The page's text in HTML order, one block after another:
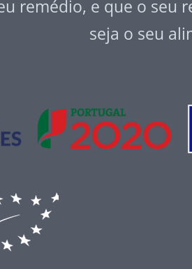
remédio, e que o seu
seja o seu